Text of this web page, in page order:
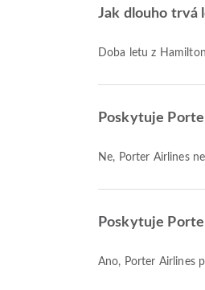
Jak dlouho trvá
Doba letu z
Poskytuje
Ne, Porter Airlines
Poskytuje
Ano, Porter